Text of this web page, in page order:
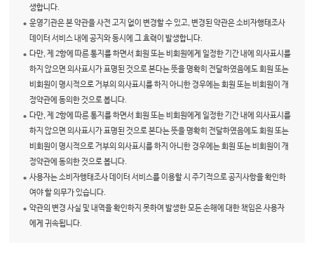
생합니다.
운영기관은 본 약관을 사전 고지 없이 변경할 수 있고, 변경된 약관은 소비자행태조사
데이터 서비스 내에 공지와 동시에 그 효력이 발생합니다.
다만, 제 2항에 따른 통지를 하면서 회원 또는 비회원에게 일정한 기간 내에 의사표시를
하지 않으면 의사표시가 표명된 것으로 본다는 뜻을 명확히 전달하였음에도 회원 또는
비회원이 명시적으로 거부의 의사표시를 하지 아니한 경우에는 회원 또는 비회원이 개
정약관에 동의한 것으로 봅니다.
다만, 제 2항에 따른 통지를 하면서 회원 또는 비회원에게 일정한 기간 내에 의사표시를
하지 않으면 의사표시가 표명된 것으로 본다는 뜻을 명확히 전달하였음에도 회원 또는
비회원이 명시적으로 거부의 의사표시를 하지 아니한 경우에는 회원 또는 비회원이 개
정약관에 동의한 것으로 봅니다.
사용자는 소비자행태조사 데이터 서비스를 이용할 시 주기적으로 공지사항을 확인하
여야 할 의무가 있습니다.
약관의 변경 사실 및 내역을 확인하지 못하여 발생한 모든 손해에 대한 책임은 사용자
에게 귀속됩니다.